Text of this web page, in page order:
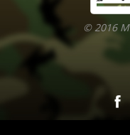
© 2016